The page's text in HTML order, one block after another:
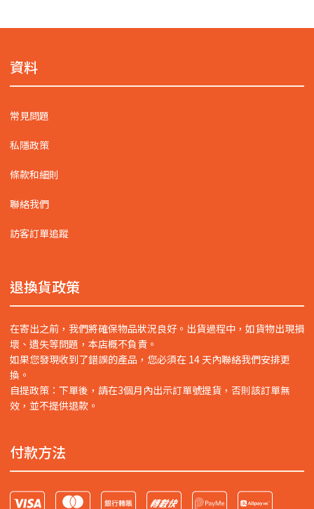
資料
常見問題
私隱政策
條款和細則
聯絡我們
訪客訂單追蹤
退換貨政策
在寄出之前，我們將確保物品狀況良好。出貨過程中，如貨物出現損
壞、遺失等問題，本店概不負責。
如果您發現收到了錯誤的產品，您必須在 14 天內聯絡我們安排更
換。
自提政策：下單後，請在3個月內出示訂單號提貨，否則該訂單無
效，並不提供退款。
付款方法